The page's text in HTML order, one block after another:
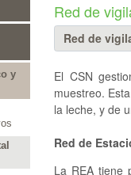
y
Red de
El CSN
muestreo.
la leche, y de
Red de
La REA tiene